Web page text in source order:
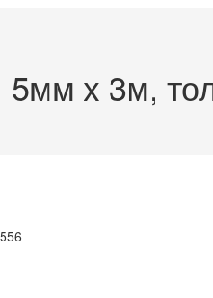
5мм x 3м,